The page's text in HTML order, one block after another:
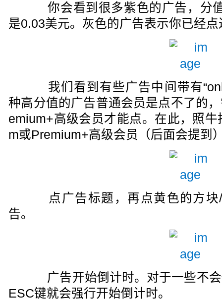
你会看到很多紫色的广告，分
是0.03美元。灰色的广告表示你已经
我们看到有些广告中间带有
种高分值的广告普通会员是点不了的
emium+高级会员才能点。在此，照
m或Premium+高级会员（后面会提到
点广告标题，再点黄色的方块/
告。
广告开始倒计时。对于一些不会
ESC键就会强行开始倒计时。